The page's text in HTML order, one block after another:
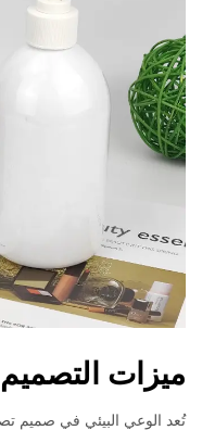
ميزات
تُعد الوعي البيئي في صميم